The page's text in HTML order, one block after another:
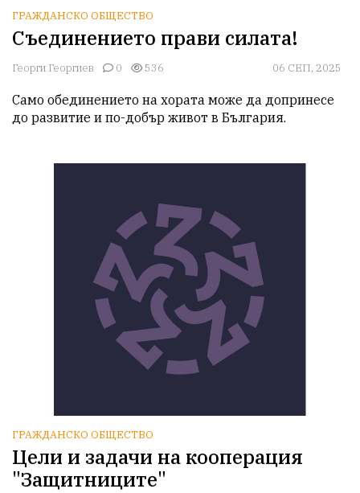
ГРАЖДАНСКО ОБЩЕСТВО
Съединението прави силата!
Георги Георгиев 0 536 06 СЕП, 2025
Само обединението на хората може да допринесе
до развитие и по-добър живот в България.
ГРАЖДАНСКО ОБЩЕСТВО
Цели и задачи на кооперация
"Защитниците"